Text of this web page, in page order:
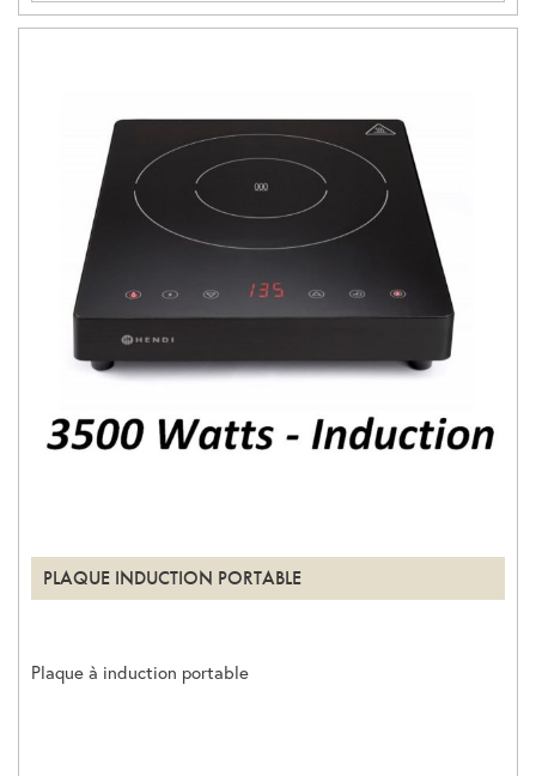
PLAQUE INDUCTION PORTABLE
Plaque à induction portable